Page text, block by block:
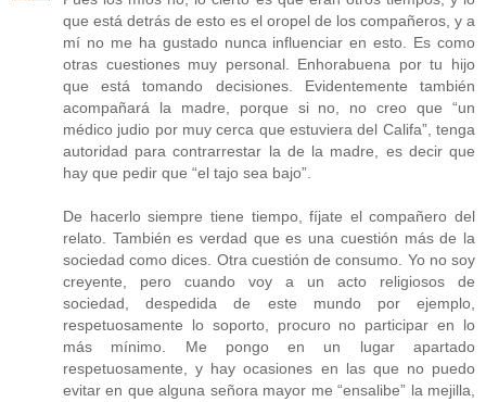
que está detrás de esto es el oropel de los compañeros, y a
mí no me ha gustado nunca influenciar en esto. Es como
otras cuestiones muy personal. Enhorabuena por tu hijo
que está tomando decisiones. Evidentemente también
acompañará la madre, porque si no, no creo que “un
médico judio por muy cerca que estuviera del Califa”, tenga
autoridad para contrarrestar la de la madre, es decir que
hay que pedir que “el tajo sea bajo”.
De hacerlo siempre tiene tiempo, fíjate el compañero del
relato. También es verdad que es una cuestión más de la
sociedad como dices. Otra cuestión de consumo. Yo no soy
creyente, pero cuando voy a un acto religiosos de
sociedad, despedida de este mundo por ejemplo,
respetuosamente lo soporto, procuro no participar en lo
más mínimo. Me pongo en un lugar apartado
respetuosamente, y hay ocasiones en las que no puedo
evitar en que alguna señora mayor me “ensalibe” la mejilla,